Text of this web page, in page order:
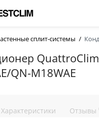
сплит-системы
QN-M18WAE
Характеристики Отзывы